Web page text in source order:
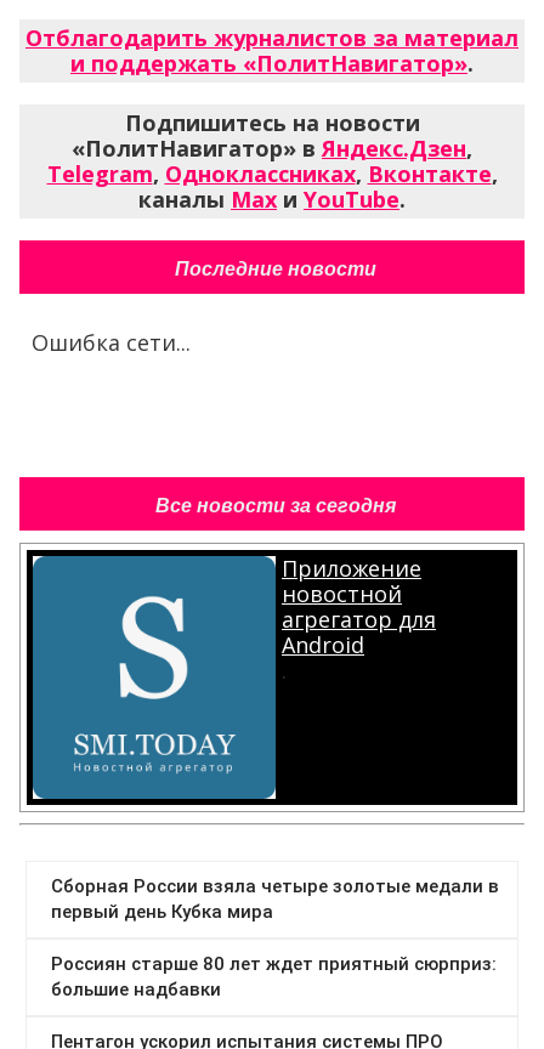
Отблагодарить журналистов за материал
и поддержать «ПолитНавигатор».
Подпишитесь на новости
«ПолитНавигатор» вЯндекс.Дзен,
Telegram, Одноклассниках, Вконтакте,
каналы Max и YouTube.
Последние новости
Ошибка сети...
Все новости за сегодня
Приложение
новостной
агрегатор для
Android
.